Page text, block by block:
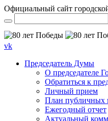
Официальный сайт
vk
Председатель Думы
О председателе
Обратиться к
Личный прием
План публичных
Ежегодный отчет
Актуальный